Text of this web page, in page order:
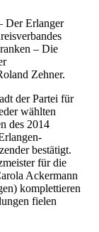
Der Erlanger
– Die
Zehner.
der Partei für
wählten
des 2014
bestätigt.
für die
Ackermann
komplettieren
fielen